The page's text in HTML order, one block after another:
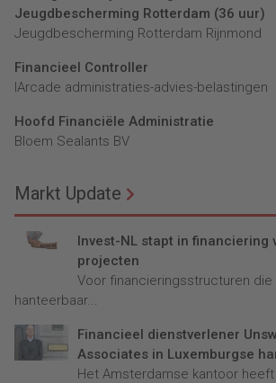
Jeugdbescherming Rotterdam (36 uur)
Jeugdbescherming Rotterdam Rijnmond
Financieel Controller
lArcade administraties-advies-belastingen
Hoofd Financiële Administratie
Bloem Sealants BV
Markt Update
Invest-NL stapt in financiering
projecten
Voor financieringsstructuren die
hanteerbaar...
Financieel dienstverlener
Associates in Luxemburgse
Het Amsterdamse kantoor